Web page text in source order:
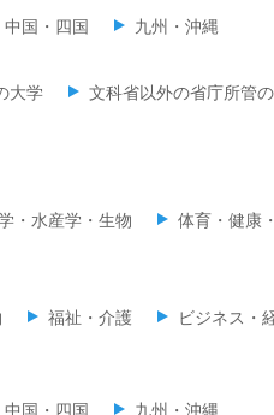
中国・四国 九州・沖縄
大学
文科省以外の省庁所管
・水産学・生物 体育・健康
福祉・介護 ビジネス・
中国・四国 九州・沖縄